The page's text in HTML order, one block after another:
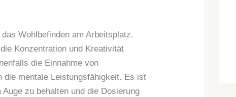
Wohlbefinden am Arbeitsplatz.
Konzentration und Kreativität
die Einnahme von
die mentale Leistungsfähigkeit. Es ist
zu behalten und die Dosierung